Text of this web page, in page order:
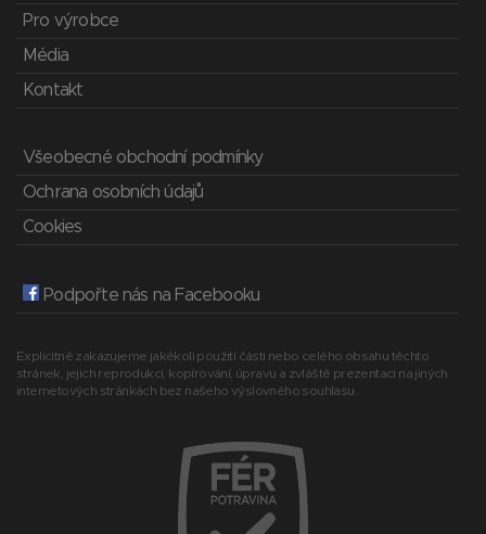
Pro výrobce
Média
Kontakt
Všeobecné obchodní podmínky
Ochrana osobních údajů
Cookies
Podpořte nás na Facebooku
Explicitně zakazujeme jakékoli použití části nebo celého obsahu těchto
stránek, jejich reprodukci, kopírování, úpravu a zvláště prezentaci na jiných
internetových stránkách bez našeho výslovného souhlasu.